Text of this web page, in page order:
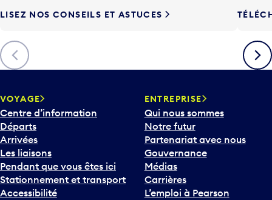
Précédent
LISEZ NOS CONSEILS ET ASTUCES
VOYAGE
Centre d’information
Départs
Arrivées
Les liaisons
Pendant que vous êtes ici
Stationnement et transport
Accessibilité
ENTREPRISE
Qui nous sommes
Notre futur
Partenariat avec nous
Gouvernance
Médias
Carrières
L’emploi à Pearson